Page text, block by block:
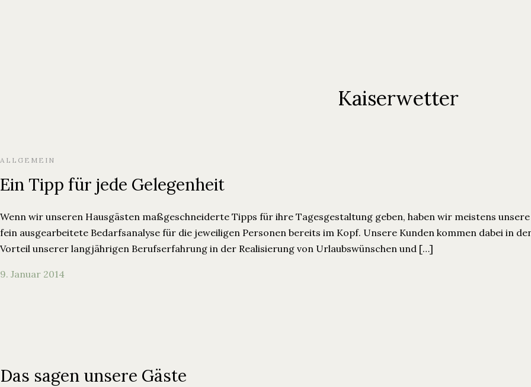
Kaiserwetter
ALLGEMEIN
Ein Tipp für jede Gelegenheit
Wenn wir unseren Hausgästen maßgeschneiderte Tipps für ihre Tagesgestaltung geben, haben wir meistens unsere
fein ausgearbeitete Bedarfsanalyse für die jeweiligen Personen bereits im Kopf. Unsere Kunden kommen dabei in
Vorteil unserer langjährigen Berufserfahrung in der Realisierung von Urlaubswünschen und […]
9. Januar 2014
Das sagen unsere Gäste